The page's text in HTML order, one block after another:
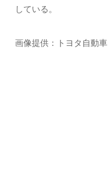
している。
画像提供：トヨタ自動車